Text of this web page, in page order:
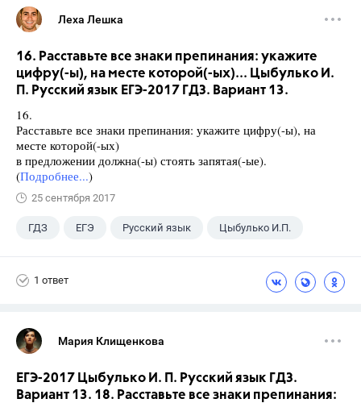
Леха Лешка
16. Расставьте все знаки препинания: укажите
цифру(-ы), на месте которой(-ых)... Цыбулько И.
П. Русский язык ЕГЭ-2017 ГДЗ. Вариант 13.
16.
Расставьте все знаки препинания: укажите цифру(-ы), на
месте которой(-ых)
в предложении должна(-ы) стоять запятая(-ые).
(Подробнее...)
25 сентября 2017
ГДЗ ЕГЭ Русский язык Цыбулько И.П.
1 ответ
Мария Клищенкова
ЕГЭ-2017 Цыбулько И. П. Русский язык ГДЗ.
Вариант 13. 18. Расставьте все знаки препинания: